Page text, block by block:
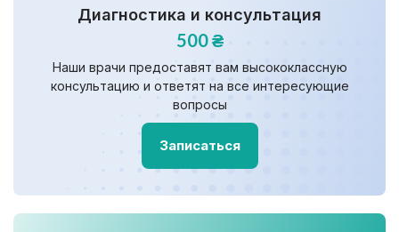
Диагностика и консультация
500 ₴
Наши врачи предоставят вам высококлассную
консультацию и ответят на все интересующие
вопросы
Записаться